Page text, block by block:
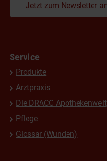
Jetzt zum Newsletter
Service
Produkte
Arztpraxis
Die DRACO Apothekenwelt
Pflege
Glossar (Wunden)